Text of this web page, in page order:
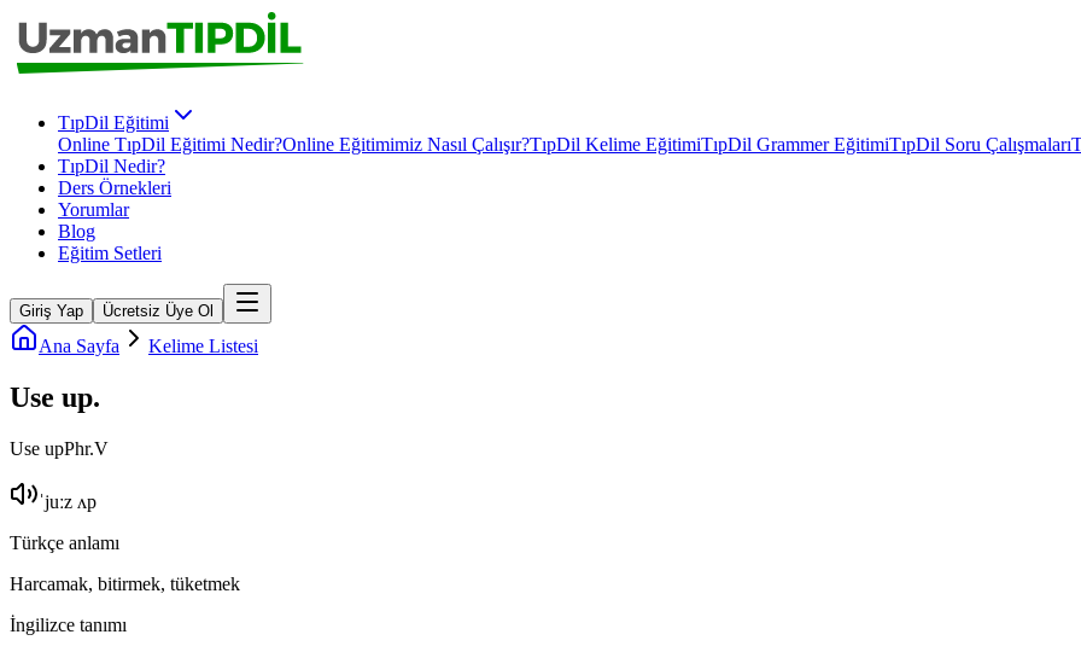
TıpDil Eğitimi
Online TıpDil Eğitimi Nedir?Online Eğitimimiz Nasıl Çalışır?TıpDil Kelime EğitimiTıpDil Grammer EğitimiTıpDil Soru Çalışmaları
TıpDil Nedir?
Ders Örnekleri
Yorumlar
Blog
Eğitim Setleri
Giriş Yap Ücretsiz Üye Ol
Ana Sayfa Kelime Listesi
Use up.
Use upPhr.V
ˈjuːz ʌp
Türkçe anlamı
Harcamak, bitirmek, tüketmek
İngilizce tanımı